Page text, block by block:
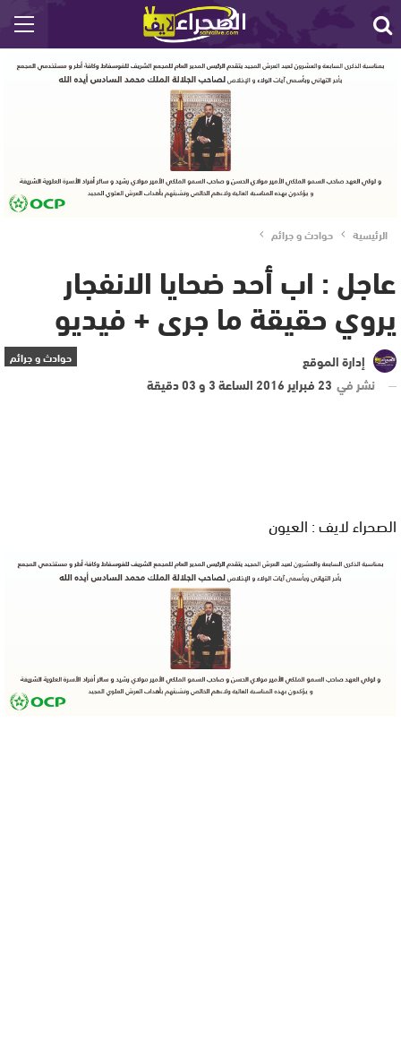
الرئيسية حوادث و جرائم
عاجل : اب أحد ضحايا الانفجار
يروي حقيقة ما جرى + فيديو
حوادث و جرائم
إدارة الموقع
نشر في 23 فبراير 2016 الساعة 3 و 03 دقيقة
الصحراء لايف : العيون